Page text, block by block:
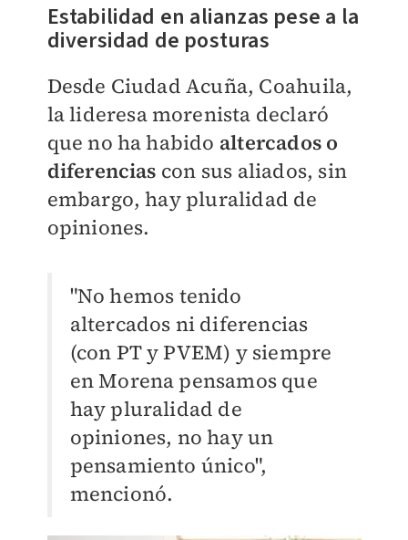
​Estabilidad en alianzas pese a la
diversidad de posturas
Desde Ciudad Acuña, Coahuila,
la lideresa morenista declaró
que no ha habido altercados o
diferencias con sus aliados, sin
embargo, hay pluralidad de
opiniones.
"No hemos tenido
altercados ni diferencias
(con PT y PVEM) y siempre
en Morena pensamos que
hay pluralidad de
opiniones, no hay un
pensamiento único",
mencionó.